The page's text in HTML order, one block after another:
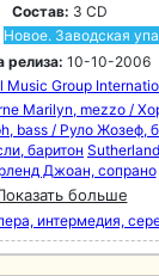
Состав: 3 CD
Новое. Заводская
релиза: 10-10-2006
Music Group
Marilyn, mezzo /
bass / Руло Жозеф,
баритон
Джоан, сопрано
больше
интермедия,